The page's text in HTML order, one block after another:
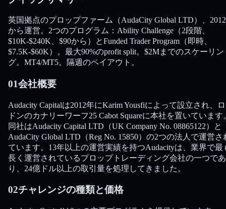
英国拠点のプロップファーム（AudaCity Global LTD）、
から運営。2つのプログラム：Ability Challenge（2段階、
$10K-$240K、$90から）とFunded Trader Program（即時、
$7.5K-$60K）。最大90%のprofit split。$2Mまでのスケーリン
グ。MT4/MT5。隔週のペイアウト。
01会社概要
Audacity Capitalは2012年にKarim Yousfiによって設立され、
ドンのカナリーワーフ25 Cabot Squareに本社を置いています
同社はAudacity Capital LTD（UK Company No. 08865122）と
AudaCity Global LTD（Reg No. 15850）の2つの法人で運営さ
ています。13年以上の運営実績を持つAudacityは、業界で最
長く運営されているプロップトレーディング会社の一つであ
り、24億ドル以上の取引量を処理してきました。
02チャレンジの種類と価格